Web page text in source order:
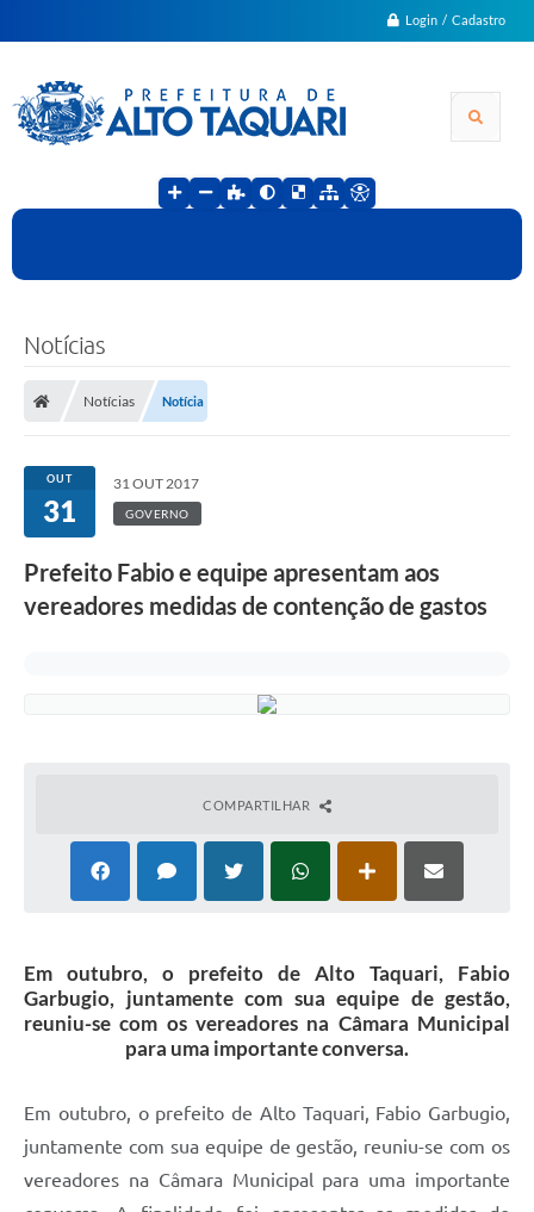
Login / Cadastro
Notícias
Notícias Notícia
OUT
31
31 OUT 2017
GOVERNO
Prefeito Fabio e equipe apresentam aos
vereadores medidas de contenção de gastos
COMPARTILHAR
Em outubro, o prefeito de Alto Taquari, Fabio
Garbugio, juntamente com sua equipe de gestão,
reuniu-se com os vereadores na Câmara Municipal
para uma importante conversa.
Em outubro, o prefeito de Alto Taquari, Fabio Garbugio,
juntamente com sua equipe de gestão, reuniu-se com os
vereadores na Câmara Municipal para uma importante